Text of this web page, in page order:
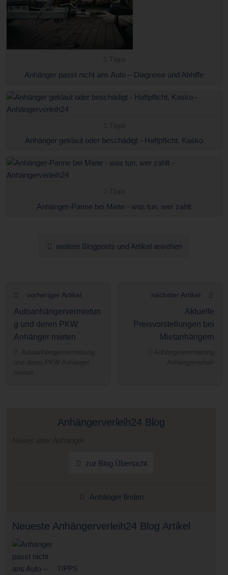
Anhänger passt nicht ans Auto – Diagnose und Abhilfe
Anhänger geklaut oder beschädigt - Haftpflicht, Kasko
Anhänger-Panne bei Miete - was tun, wer zahlt
weitere Blogposts und Artikel ansehen
vorheriger Artikel
Autoanhängervermietun
g und deren PKW
Anhänger mieten
nächster Artikel
Aktuelle
Preisvorstellungen bei
Mietanhängern
Anhängerverleih24 Blog
zur Blog Übersicht
Anhänger finden
Neueste Anhängerverleih24 Blog Artikel
TIPPS